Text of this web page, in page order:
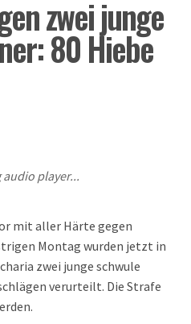
zwei junge
80 Hiebe
player...
mit aller Härte gegen
Montag wurden jetzt in
zwei junge schwule
verurteilt. Die Strafe